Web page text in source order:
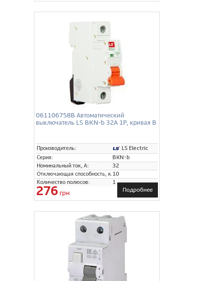
061106758B Автоматический
выключатель LS BKN-b 32А 1P, кривая B
Производитель:
LS Electric
Серия:
BKN-b
Номинальный ток, А:
32
Отключающая способность, кА:10
Количество полюсов:
1
276 грн Подробнее